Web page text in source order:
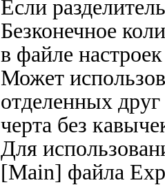
Если
Безконечное
в файле
Может
отделенных
черта без
Для
[Main] файла